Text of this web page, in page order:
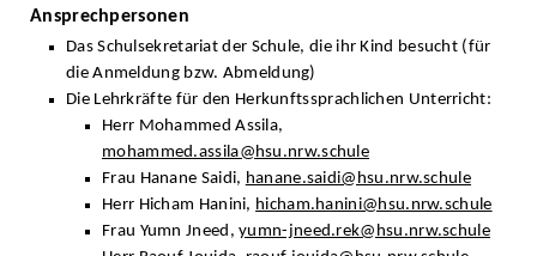
Ansprechpersonen
Das Schulsekretariat der Schule, die ihr Kind besucht (für
die Anmeldung bzw. Abmeldung)
Die Lehrkräfte für den Herkunftssprachlichen Unterricht:
Herr Mohammed Assila,
mohammed.assila@hsu.nrw.schule
Frau Hanane Saidi, hanane.saidi@hsu.nrw.schule
Herr Hicham Hanini, hicham.hanini@hsu.nrw.schule
Frau Yumn Jneed,yumn-jneed.rek@hsu.nrw.schule